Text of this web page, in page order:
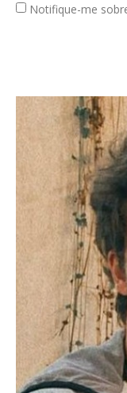
Notifique-me